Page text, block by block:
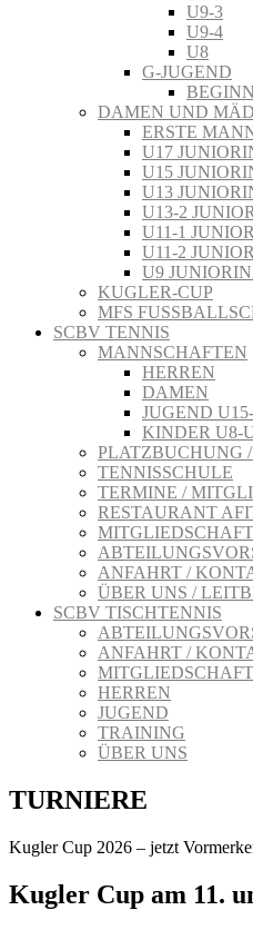
U9-3
U9-4
U8
G-JUGEND
DAMEN UND
ERSTE
U17
U15
U13
U13-2
U11-1
U11-2
U9
KUGLER-CUP
MFS
SCBV TENNIS
MANNSCHAFTEN
HERREN
DAMEN
JUGEND
KINDER U8-
PLATZBUCHUNG
TENNISSCHULE
TERMINE /
RESTAURANT
MITGLIEDSCHAFT
ANFAHRT /
ÜBER UNS /
SCBV TISCHTENNIS
ANFAHRT /
MITGLIEDSCHAFT
HERREN
JUGEND
TRAINING
ÜBER UNS
TURNIERE
Kugler Cup 2026 – jetzt
Kugler Cup am 11.